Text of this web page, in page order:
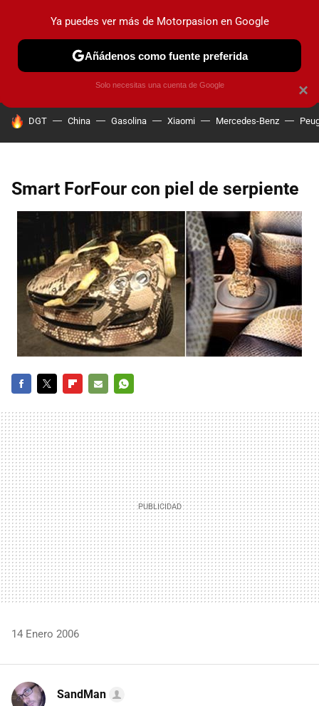
PRUEBAS COCHES ELÉCTRICOS OBSERVATORIO
HOY SE HABLA DE
DGT China Gasolina Xiaomi Mercedes-Benz
Smart ForFour con piel de serpiente
MAIL
14 Enero 2006
SandMan
×
Ya puedes ver más de Motorpasion en Google
Añádenos como fuente preferida
Solo necesitas una cuenta de Google